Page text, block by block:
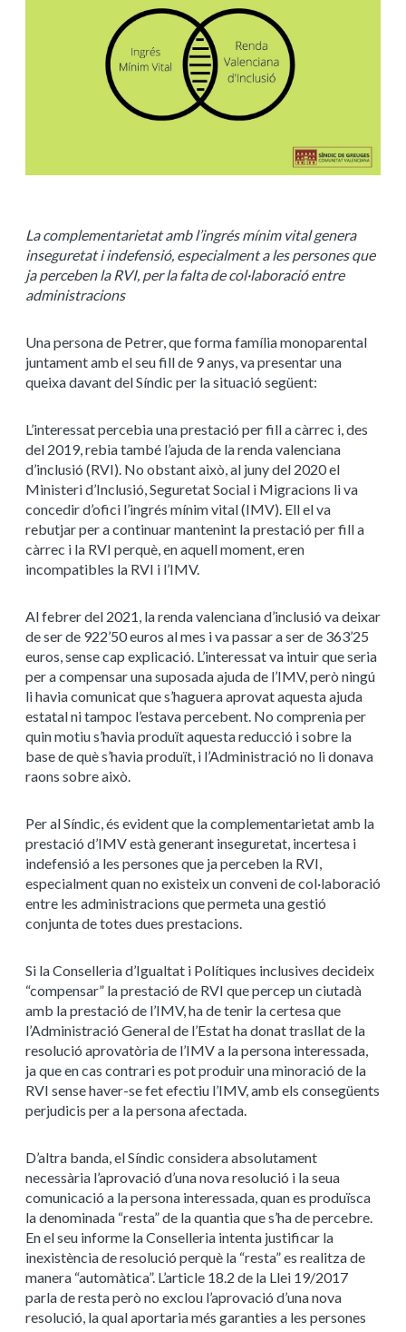
La complementarietat amb l’ingrés mínim vital genera
inseguretat i indefensió, especialment a les persones que
ja perceben la RVI, per la falta de col·laboració entre
administracions
Una persona de Petrer, que forma família monoparental
juntament amb el seu fill de 9 anys, va presentar una
queixa davant del Síndic per la situació següent:
L’interessat percebia una prestació per fill a càrrec i, des
del 2019, rebia també l’ajuda de la renda valenciana
d’inclusió (RVI). No obstant això, al juny del 2020 el
Ministeri d’Inclusió, Seguretat Social i Migracions li va
concedir d’ofici l’ingrés mínim vital (IMV). Ell el va
rebutjar per a continuar mantenint la prestació per fill a
càrrec i la RVI perquè, en aquell moment, eren
incompatibles la RVI i l’IMV.
Al febrer del 2021, la renda valenciana d’inclusió va deixar
de ser de 922’50 euros al mes i va passar a ser de 363’25
euros, sense cap explicació. L’interessat va intuir que seria
per a compensar una suposada ajuda de l’IMV, però ningú
li havia comunicat que s’haguera aprovat aquesta ajuda
estatal ni tampoc l’estava percebent. No comprenia per
quin motiu s’havia produït aquesta reducció i sobre la
base de què s’havia produït, i l’Administració no li donava
raons sobre això.
Per al Síndic, és evident que la complementarietat amb la
prestació d’IMV està generant inseguretat, incertesa i
indefensió a les persones que ja perceben la RVI,
especialment quan no existeix un conveni de col·laboració
entre les administracions que permeta una gestió
conjunta de totes dues prestacions.
Si la Conselleria d’Igualtat i Polítiques inclusives decideix
“compensar” la prestació de RVI que percep un ciutadà
amb la prestació de l’IMV, ha de tenir la certesa que
l’Administració General de l’Estat ha donat trasllat de la
resolució aprovatòria de l’IMV a la persona interessada,
ja que en cas contrari es pot produir una minoració de la
RVI sense haver-se fet efectiu l’IMV, amb els consegüents
perjudicis per a la persona afectada.
D’altra banda, el Síndic considera absolutament
necessària l’aprovació d’una nova resolució i la seua
comunicació a la persona interessada, quan es produïsca
la denominada “resta” de la quantia que s’ha de percebre.
En el seu informe la Conselleria intenta justificar la
inexistència de resolució perquè la “resta” es realitza de
manera “automàtica”. L’article 18.2 de la Llei 19/2017
parla de resta però no exclou l’aprovació d’una nova
resolució, la qual aportaria més garanties a les persones